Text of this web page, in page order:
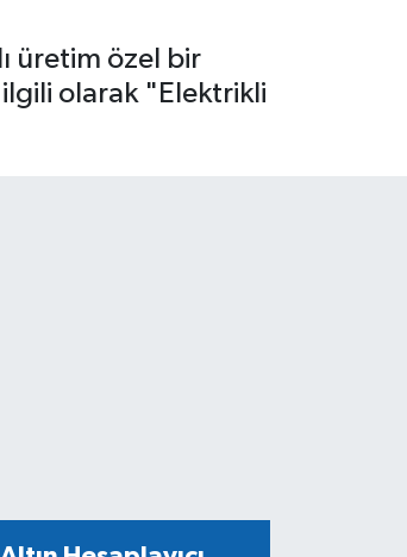
üretim özel bir
ilgili olarak "Elektrikli